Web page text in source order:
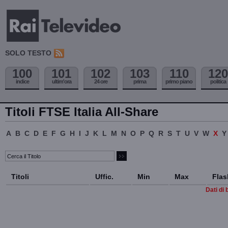
SOLO TESTO
100
indice
101
ultim'ora
102
24 ore
103
prima
110
primo piano
120
politica
Titoli FTSE Italia All-Share
A B C D E F G H I J K L M N O P Q R S T U V W X Y
Titoli Uffic. Min Max
Dati di